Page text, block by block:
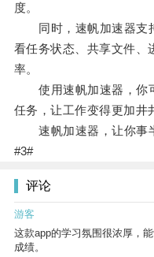
度。
同时，速帆加速器支
看任务状态、共享文件、
率。
使用速帆加速器，你
任务，让工作变得更加井
速帆加速器，让你事
#3#
评论
游客
这款app的学习氛围很浓厚，
成绩。